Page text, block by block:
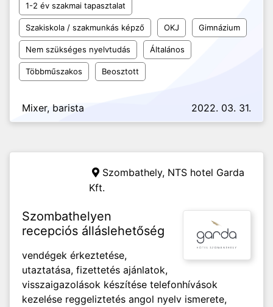
1-2 év szakmai tapasztalat
Szakiskola / szakmunkás képző OKJ Gimnázium
Nem szükséges nyelvtudás Általános
Többműszakos Beosztott
Mixer, barista 2022. 03. 31.
Szombathely, NTS hotel Garda
Kft.
Szombathelyen
recepciós álláslehetőség
vendégek érkeztetése,
utaztatása, fizettetés ajánlatok,
visszaigazolások készítése telefonhívások
kezelése reggeliztetés angol nyelv ismerete,